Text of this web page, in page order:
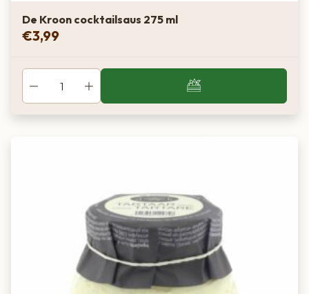
De Kroon cocktailsaus 275 ml
€3,99